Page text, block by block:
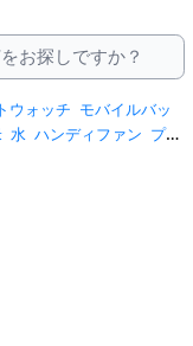
ウォッチ モバイルバッ
水 ハンディファン プロ